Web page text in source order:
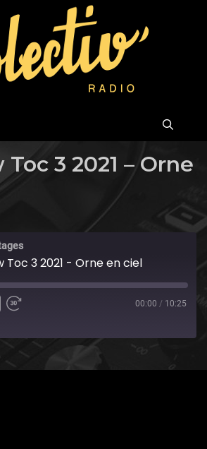
3 2021 – Orne
Toc 3 2021 - Orne en ciel
00:00 / 10:25